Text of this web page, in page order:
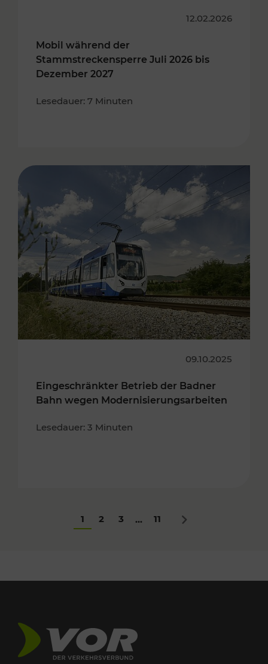
12.02.2026
Mobil während der
Stammstreckensperre Juli 2026 bis
Dezember 2027
Lesedauer: 7 Minuten
09.10.2025
Eingeschränkter Betrieb der Badner
Bahn wegen Modernisierungsarbeiten
Lesedauer: 3 Minuten
1 2 3 ... 11 Nächstes